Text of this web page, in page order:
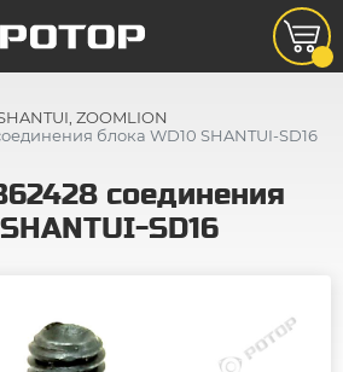
ZOOMLION
блока WD10 SHANTUI-SD16
соединения
SD16